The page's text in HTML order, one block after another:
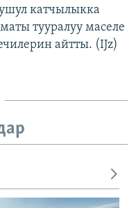
катчылыкка
тууралуу маселе
айтты. (IJz)